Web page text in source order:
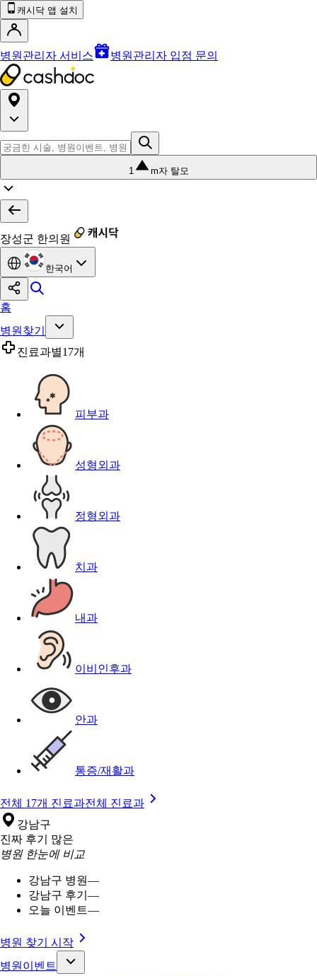
캐시닥 앱 설치
병원관리자 서비스 병원관리자 입점 문의
1 m자 탈모
장성군 한의원
한국어
홈
병원찾기
진료과별17개
피부과
성형외과
정형외과
치과
내과
이비인후과
안과
통증/재활과
전체 17개 진료과전체 진료과
강남구
진짜 후기 많은
병원 한눈에 비교
강남구 병원—
강남구 후기 —
오늘 이벤트—
병원 찾기 시작
병원이벤트